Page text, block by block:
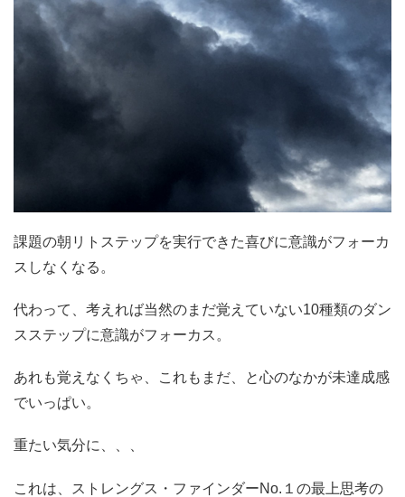
課題の朝リトステップを実行できた喜びに意識がフォーカ
スしなくなる。
代わって、考えれば当然のまだ覚えていない10種類のダン
スステップに意識がフォーカス。
あれも覚えなくちゃ、これもまだ、と心のなかが未達成感
でいっぱい。
重たい気分に、、、
これは、ストレングス・ファインダーNo.１の最上思考の